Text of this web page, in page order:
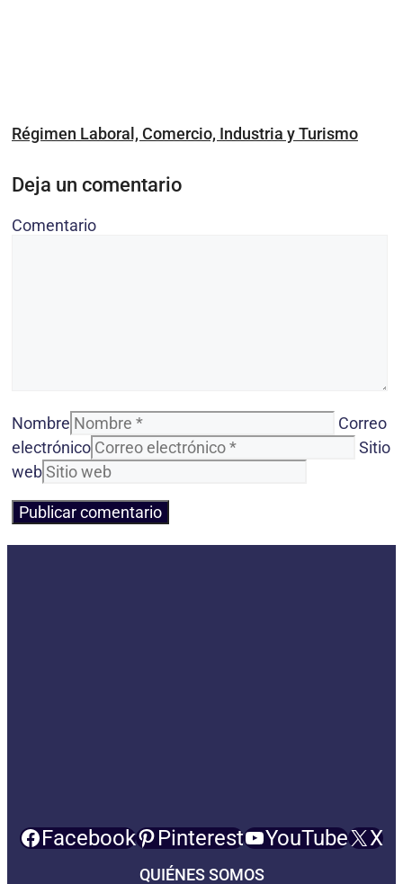
Régimen Laboral, Comercio, Industria y Turismo
Deja un comentario
Comentario
Nombre
Correo
electrónico
Sitio
web
Facebook Pinterest YouTube X
QUIÉNES SOMOS